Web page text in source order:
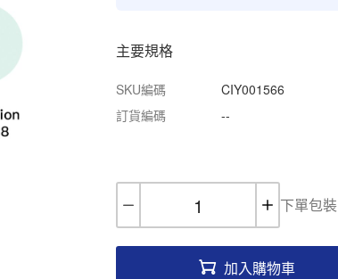
主要規格
SKU編碼 CIY001566
訂貨編碼
--
下單包裝
加入購物車